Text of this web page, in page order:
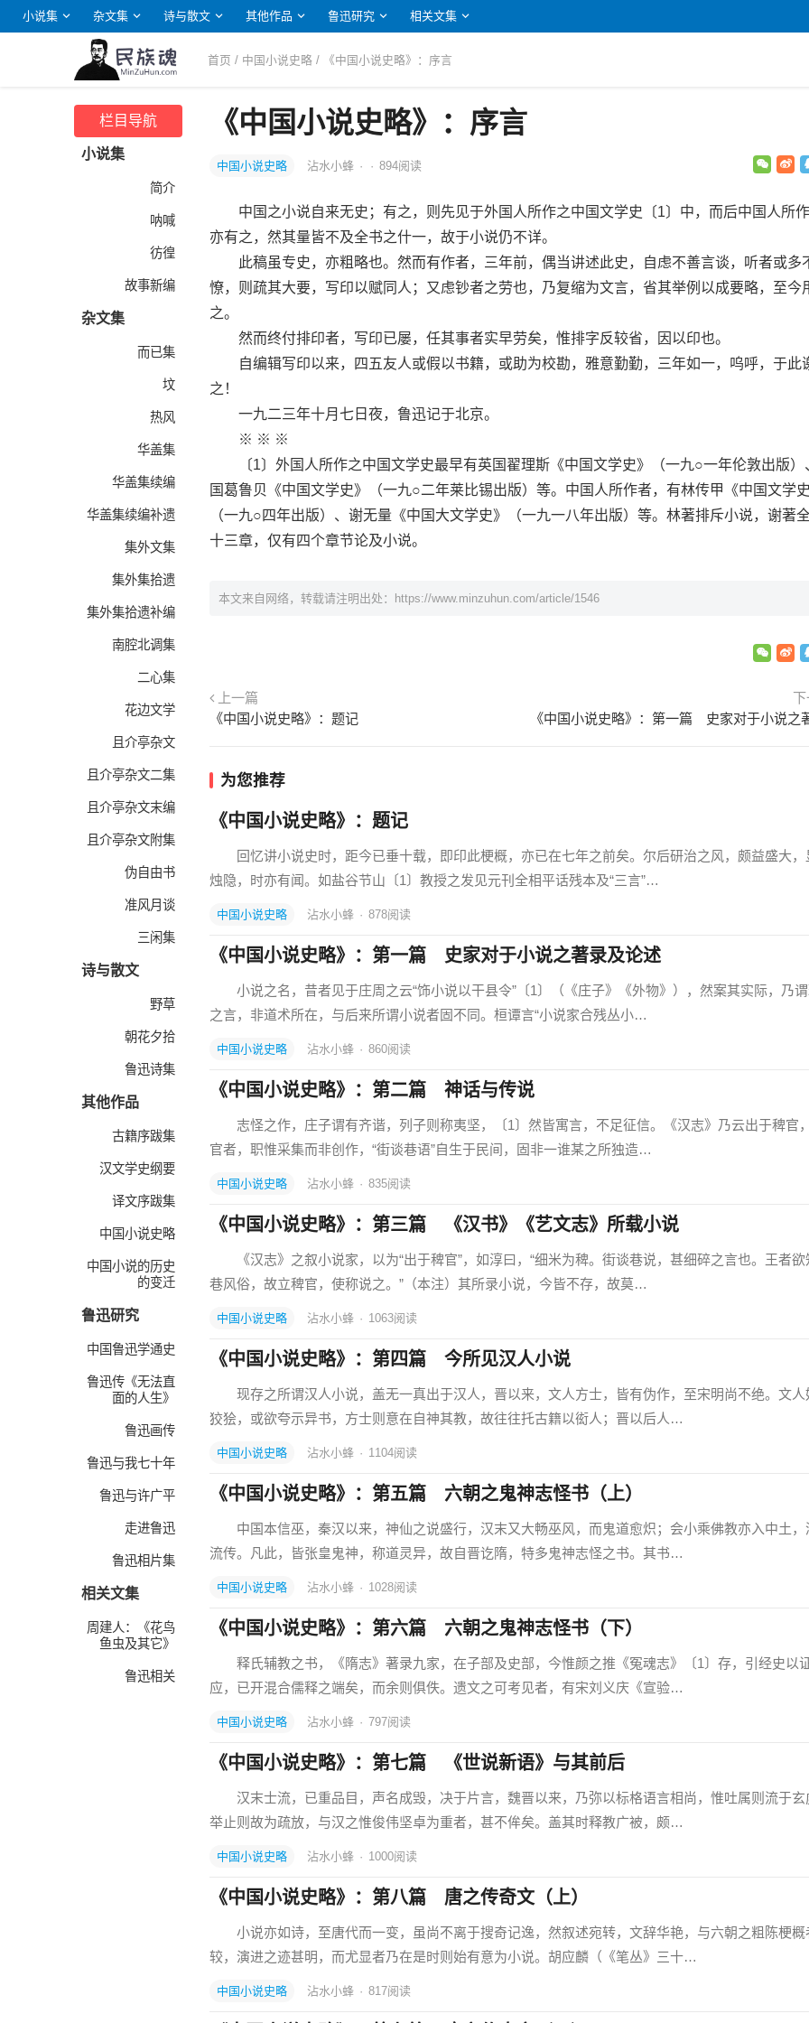
小说集 杂文集 诗与散文 其他作品 鲁迅研究 相关文集
首页 / 中国小说史略 / 《中国小说史略》：序言
栏目导航
小说集
简介
呐喊
彷徨
故事新编
杂文集
而已集
坟
热风
华盖集
华盖集续编
华盖集续编补遗
集外文集
集外集拾遗
集外集拾遗补编
南腔北调集
二心集
花边文学
且介亭杂文
且介亭杂文二集
且介亭杂文末编
且介亭杂文附集
伪自由书
准风月谈
三闲集
诗与散文
野草
朝花夕拾
鲁迅诗集
其他作品
古籍序跋集
汉文学史纲要
译文序跋集
中国小说史略
中国小说的历史
的变迁
鲁迅研究
中国鲁迅学通史
鲁迅传《无法直
面的人生》
鲁迅画传
鲁迅与我七十年
鲁迅与许广平
走进鲁迅
鲁迅相片集
相关文集
周建人：《花鸟
鱼虫及其它》
鲁迅相关
《中国小说史略》：序言
中国小说史略 沾水小蜂 · · 894阅读
中国之小说自来无史；有之，则先见于外国人所作之中国文学史〔1〕中，而后中国人所
亦有之，然其量皆不及全书之什一，故于小说仍不详。
此稿虽专史，亦粗略也。然而有作者，三年前，偶当讲述此史，自虑不善言谈，听者或多
憭，则疏其大要，写印以赋同人；又虑钞者之劳也，乃复缩为文言，省其举例以成要略，至今
之。
然而终付排印者，写印已屡，任其事者实早劳矣，惟排字反较省，因以印也。
自编辑写印以来，四五友人或假以书籍，或助为校勘，雅意勤勤，三年如一，呜呼，于此
之！
一九二三年十月七日夜，鲁迅记于北京。
※ ※ ※
〔1〕外国人所作之中国文学史最早有英国翟理斯《中国文学史》（一九○一年伦敦出版）
国葛鲁贝《中国文学史》（一九○二年莱比锡出版）等。中国人所作者，有林传甲《中国文学史
（一九○四年出版）、谢无量《中国大文学史》（一九一八年出版）等。林著排斥小说，谢著
十三章，仅有四个章节论及小说。
本文来自网络，转载请注明出处： https://www.minzuhun.com/article/1546
上一篇
《中国小说史略》：题记
为您推荐
《中国小说史略》：题记
回忆讲小说史时，距今已垂十载，即印此梗概，亦已在七年之前矣。尔后研治之风，颇益盛大，
烛隐，时亦有闻。如盐谷节山〔1〕教授之发见元刊全相平话残本及“三言”…
中国小说史略 沾水小蜂 · 878阅读
《中国小说史略》：第一篇 史家对于小说之著录及论述
小说之名，昔者见于庄周之云“饰小说以干县令”〔1〕（《庄子》《外物》），然案其实际，乃
之言，非道术所在，与后来所谓小说者固不同。桓谭言“小说家合残丛小…
中国小说史略 沾水小蜂 · 860阅读
《中国小说史略》：第二篇 神话与传说
志怪之作，庄子谓有齐谐，列子则称夷坚，〔1〕然皆寓言，不足征信。《汉志》乃云出于稗官
官者，职惟采集而非创作，“街谈巷语”自生于民间，固非一谁某之所独造…
中国小说史略 沾水小蜂 · 835阅读
《中国小说史略》：第三篇 《汉书》《艺文志》所载小说
《汉志》之叙小说家，以为“出于稗官”，如淳曰，“细米为稗。街谈巷说，甚细碎之言也。王者欲
巷风俗，故立稗官，使称说之。”（本注）其所录小说，今皆不存，故莫…
中国小说史略 沾水小蜂 · 1063阅读
《中国小说史略》：第四篇 今所见汉人小说
现存之所谓汉人小说，盖无一真出于汉人，晋以来，文人方士，皆有伪作，至宋明尚不绝。文人
狡狯，或欲夸示异书，方士则意在自神其教，故往往托古籍以衒人；晋以后人…
中国小说史略 沾水小蜂 · 1104阅读
《中国小说史略》：第五篇 六朝之鬼神志怪书（上）
中国本信巫，秦汉以来，神仙之说盛行，汉末又大畅巫风，而鬼道愈炽；会小乘佛教亦入中土，
流传。凡此，皆张皇鬼神，称道灵异，故自晋讫隋，特多鬼神志怪之书。其书…
中国小说史略 沾水小蜂 · 1028阅读
《中国小说史略》：第六篇 六朝之鬼神志怪书（下）
释氏辅教之书，《隋志》著录九家，在子部及史部，今惟颜之推《冤魂志》〔1〕存，引经史以
应，已开混合儒释之端矣，而余则俱佚。遗文之可考见者，有宋刘义庆《宣验…
中国小说史略 沾水小蜂 · 797阅读
《中国小说史略》：第七篇 《世说新语》与其前后
汉末士流，已重品目，声名成毁，决于片言，魏晋以来，乃弥以标格语言相尚，惟吐属则流于玄
举止则故为疏放，与汉之惟俊伟坚卓为重者，甚不侔矣。盖其时释教广被，颇…
中国小说史略 沾水小蜂 · 1000阅读
《中国小说史略》：第八篇 唐之传奇文（上）
小说亦如诗，至唐代而一变，虽尚不离于搜奇记逸，然叙述宛转，文辞华艳，与六朝之粗陈梗概
较，演进之迹甚明，而尤显者乃在是时则始有意为小说。胡应麟（《笔丛》三十…
中国小说史略 沾水小蜂 · 817阅读